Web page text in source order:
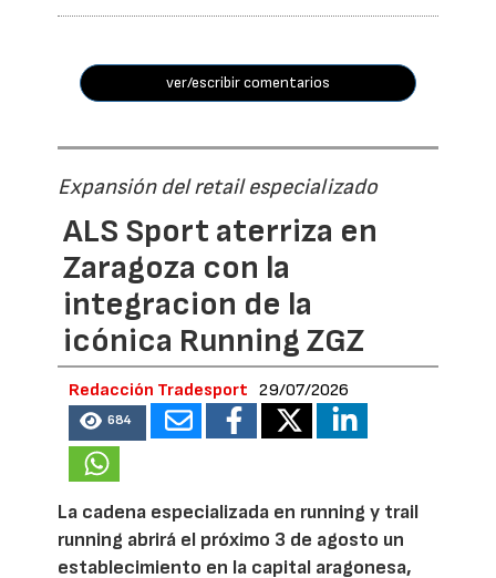
ver/escribir comentarios
Expansión del retail especializado
ALS Sport aterriza en
Zaragoza con la
integracion de la
icónica Running ZGZ
Redacción Tradesport 29/07/2026
684
La cadena especializada en running y trail
running abrirá el próximo 3 de agosto un
establecimiento en la capital aragonesa,